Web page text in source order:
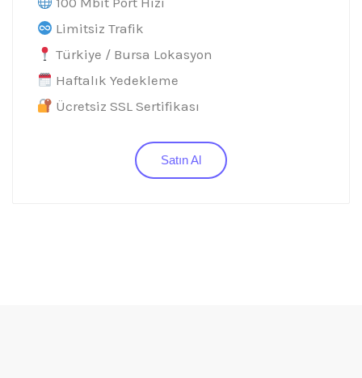
Limitsiz Trafik
Türkiye / Bursa Lokasyon
Haftalık Yedekleme
Ücretsiz SSL Sertifikası
Satın Al